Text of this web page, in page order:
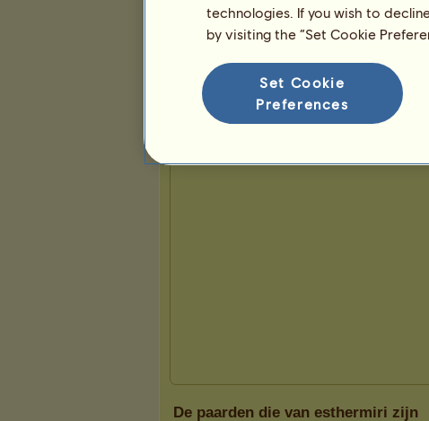
2 3 30
Presentatie
De paarden die van esthermiri zijn
technologies. If you wish to
by visiting the “Set Cookie
Set Cookie
Preferences